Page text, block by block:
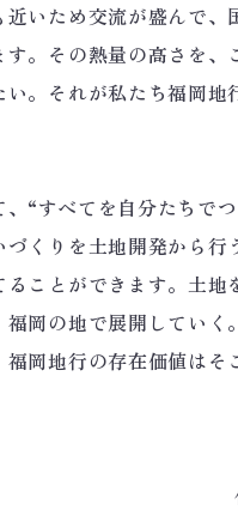
いため交流が盛んで、
。その熱量の高さを、
。それが私たち福岡地
“すべてを自分たちで
くりを土地開発から行
ことができます。土地
岡の地で展開していく
岡地行の存在価値はそ